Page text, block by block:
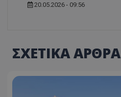
20.05.2026 - 09:56
ΣΧΕΤΙΚΑ ΑΡΘΡΑ